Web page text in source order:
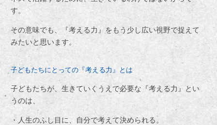
す。
その意味でも、『考える力』をもう少し広い視野で捉えて
みたいと思います。
子どもたちにとっての『考える力』とは
子どもたちが、生きていくうえで必要な『考える力』とい
うのは、
・人生のふし目に、自分で考えて決められる。